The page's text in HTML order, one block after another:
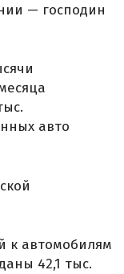
— господин
авто
к автомобилям
42,1 тыс.